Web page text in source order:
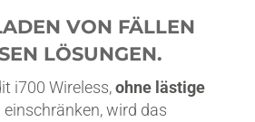
VON FÄLLEN
LÖSUNGEN.
i700 Wireless,ohne lästige
einschränken, wird das